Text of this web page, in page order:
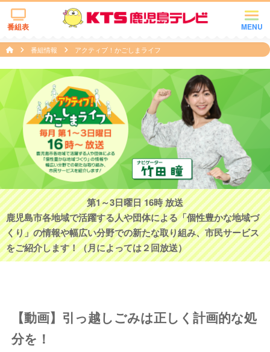
MENU
番組表
番組情報 アクティブ！かごしまライフ
第1～3日曜日 16時 放送
鹿児島市各地域で活躍する人や団体による「個性豊かな地域づ
くり」の情報や幅広い分野での新たな取り組み、市民サービス
をご紹介します！（月によっては２回放送）
【動画】引っ越しごみは正しく計画的な処
分を！